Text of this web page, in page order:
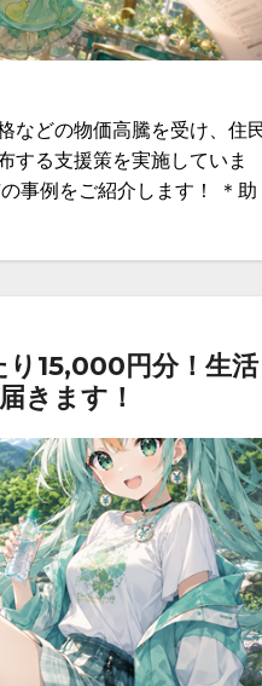
などの物価高騰を受け、住
する支援策を実施していま
事例をご紹介します！ ＊助
り15,000円分！生活
きます！